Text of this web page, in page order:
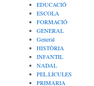
EDUCACIÓ
ESCOLA
FORMACIÓ
GENERAL
General
HISTÒRIA
INFANTIL
NADAL
PEL.LÍCULES
PRIMARIA